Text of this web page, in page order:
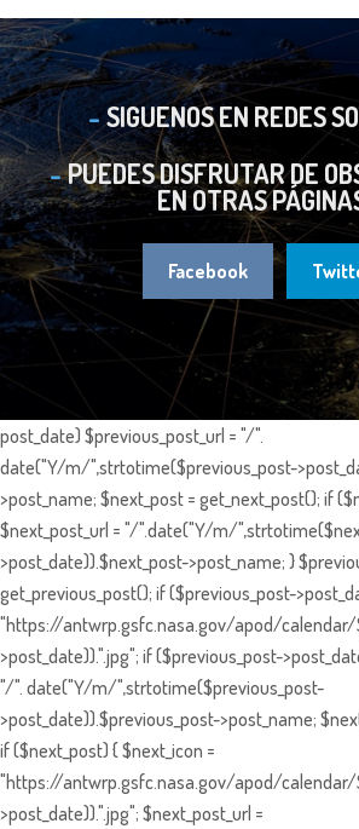
SIGUENOS EN REDES
PUEDES DISFRUTAR DE
EN OTRAS
Facebook
post_date) $previous_post_url = "/".
date("Y/m/",strtotime($previous_post-
>post_name; $next_post = get_next_post(); if
$next_post_url = "/".date("Y/m/
>post_date)).$next_post->post_name; }
get_previous_post(); if ($previous_post-
"https://antwrp.gsfc.nasa.gov/apod/calendar/
>post_date)).".jpg"; if ($previous_post-
"/". date("Y/m/",strtotime($previous_post-
>post_date)).$previous_post->post_name;
if ($next_post) { $next_icon =
"https://antwrp.gsfc.nasa.gov/apod/calendar/
>post_date)).".jpg"; $next_post_url =